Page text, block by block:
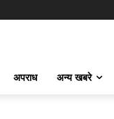
अपराध अन्य खबरे